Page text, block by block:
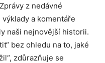
z nedávné
a komentáře
naši nejnovější historii.
bez ohledu na to, jaké
zdůrazňuje se